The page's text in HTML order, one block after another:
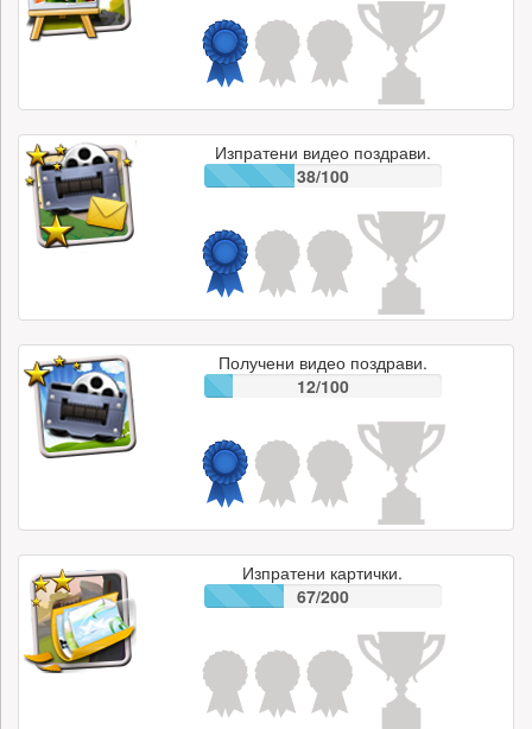
Изпратени видео поздрави.
38/100
Получени видео поздрави.
12/100
Изпратени картички.
67/200